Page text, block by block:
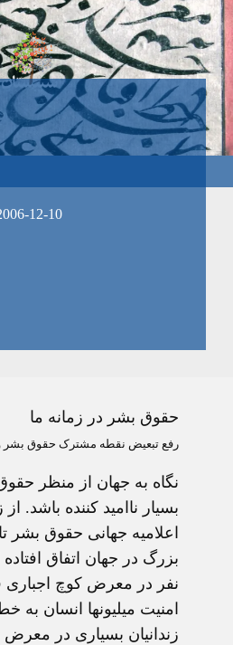
12-10
حقوق بشر در زمانه ما
رفع تبعيض نقطه مشترک حقوق بشر
نگاه به جهان از منظر
بسيار نااميد کننده باشد.
اعلاميه جهانی حقوق بشر
بزرگ در جهان اتفاق
نفر در معرض کوچ اجباری
امنيت ميليونها انسان به
زندانيان بسياری در معرض